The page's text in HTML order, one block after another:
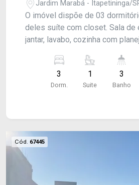
Jardim Marabá - Itapetininga/
O imóvel dispõe de 03
deles suíte com closet. Sala de
jantar, lavabo, cozinha com
cômodo/quarto de apoio. Aceita financiamento ou
permuta. CONSULTE-NOS !
3
Dorm.
1
Suite
3
Banho
Cód. 67445